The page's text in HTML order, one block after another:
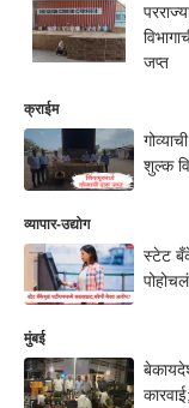
जप्त
क्राईम
शुल्क
व्यापार-उद्योग
स्टेट
मुंबई